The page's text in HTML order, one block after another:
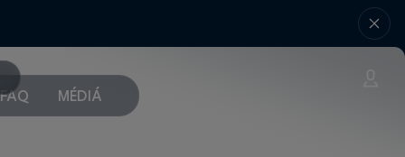
FAQ MÉDIÁ